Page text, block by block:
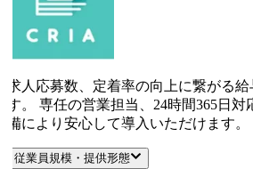
人応募数、定着率の向上に繋がる給
。 専任の営業担当、24時間365日対
により安心して導入いただけます。
従業員規模・提供形態